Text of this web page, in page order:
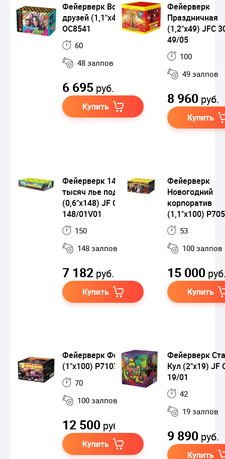
Фейерверк Встреча
друзей (1,1"х48)
ОС8541
60
48 залпов
6 695 руб.
Купить
Фейерверк
Праздничная
(1,2"x49) JFC
49/05
100
49 залпов
8 960 руб.
Купить
Фейерверк 148
тысяч лье под водой
(0,6"х148) JF C15-
148/01V01
150
148 залпов
7 182 руб.
Купить
Фейерверк
Новогодний
корпоратив
(1,1"х100)
53
100 залпов
15 000
Купить
Фейерверк Форсаж
(1"х100) Р7107ФМ
70
100 залпов
12 500 руб.
Купить
Фейерверк
Кул (2"х19) JF
19/01
42
19 залпов
9 890 руб.
Купить